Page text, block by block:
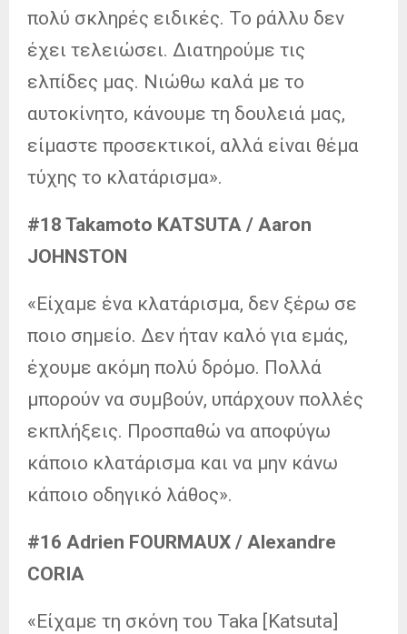
πολύ σκληρές ειδικές. Το ράλλυ δεν
έχει τελειώσει. Διατηρούμε τις
ελπίδες μας. Νιώθω καλά με το
αυτοκίνητο, κάνουμε τη δουλειά μας,
είμαστε προσεκτικοί, αλλά είναι θέμα
τύχης το κλατάρισμα».
#18 Takamoto KATSUTA / Aaron
JOHNSTON
«Είχαμε ένα κλατάρισμα, δεν ξέρω σε
ποιο σημείο. Δεν ήταν καλό για εμάς,
έχουμε ακόμη πολύ δρόμο. Πολλά
μπορούν να συμβούν, υπάρχουν πολλές
εκπλήξεις. Προσπαθώ να αποφύγω
κάποιο κλατάρισμα και να μην κάνω
κάποιο οδηγικό λάθος».
#16 Adrien FOURMAUX / Alexandre
CORIA
«Είχαμε τη σκόνη του Taka [Katsuta]